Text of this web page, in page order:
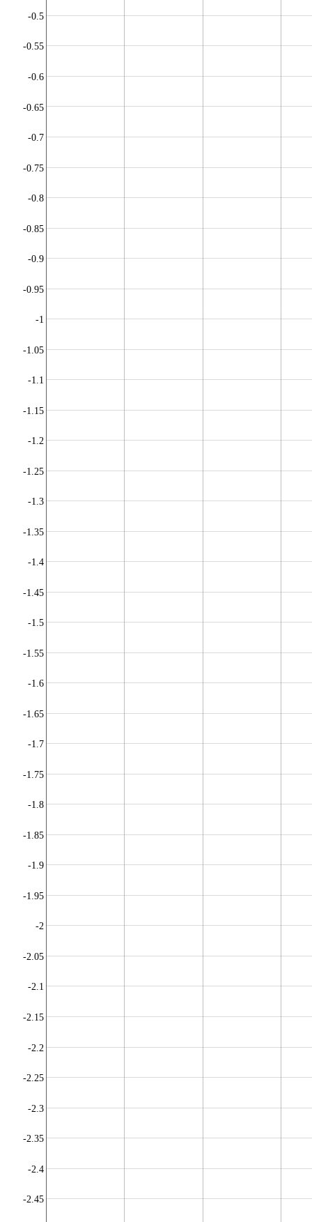
-2.45
-2.4
-2.35
-2.3
-2.25
-2.2
-2.15
-2.1
-2.05
-2
-1.95
-1.9
-1.85
-1.8
-1.75
-1.7
-1.65
-1.6
-1.55
-1.5
-1.45
-1.4
-1.35
-1.3
-1.25
-1.2
-1.15
-1.1
-1.05
-1
-0.95
-0.9
-0.85
-0.8
-0.75
-0.7
-0.65
-0.6
-0.55
-0.5